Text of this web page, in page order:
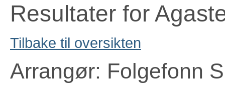
Resultater for
Tilbake til oversikten
Arrangør: Folgefonn